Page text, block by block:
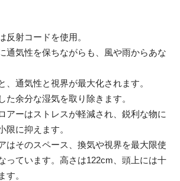
反射コードを使用。
通気性を保ちながらも、風や雨からあな
、通気性と視界が最大化されます。
た余分な湿気を取り除きます。
アーはストレスが軽減され、鋭利な物に
限に抑えます。
はそのスペース、換気や視界を最大限使
っています。高さは122cm、頭上には十
す。